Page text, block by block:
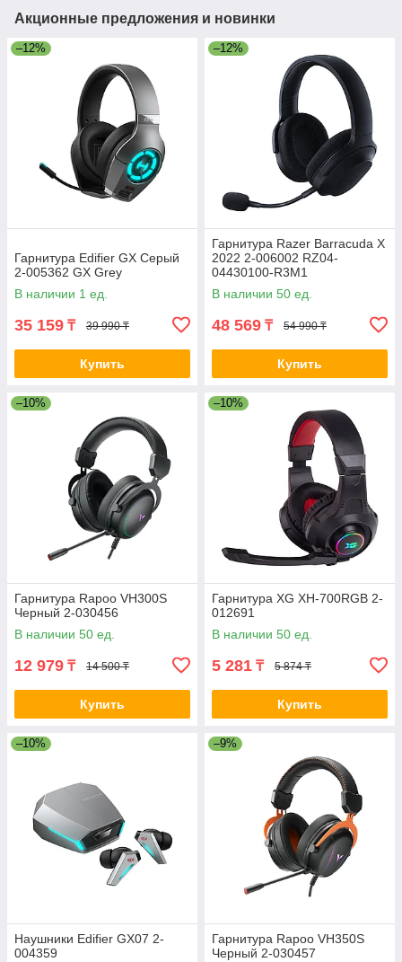
Акционные предложения и новинки
–12%
Гарнитура Edifier GX Серый
2-005362 GX Grey
В наличии 1 ед.
35 159 ₸ 39 990 ₸
Купить
–12%
Гарнитура Razer Barracuda X
2022 2-006002 RZ04-
04430100-R3M1
В наличии 50 ед.
48 569 ₸ 54 990 ₸
Купить
–10%
Гарнитура Rapoo VH300S
Черный 2-030456
В наличии 50 ед.
12 979 ₸ 14 500 ₸
Купить
–10%
Гарнитура XG XH-700RGB 2-
012691
В наличии 50 ед.
5 281 ₸ 5 874 ₸
Купить
–10%
Наушники Edifier GX07 2-
004359
–9%
Гарнитура Rapoo VH350S
Черный 2-030457